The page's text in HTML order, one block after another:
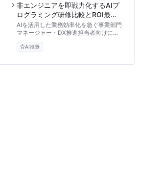
ら他ツールとの比較、プログラミング内
製化に向けた具体的なステップまで、教
育的な視点で客観的に評価します。
非エンジニアを即戦力化するAIプ
ログラミング研修比較とROI最大
化の実践アプローチ
AIを活用した業務効率化を急ぐ事業部門
マネージャー・DX推進担当者向けに、5
つのAIプログラミング研修形式を徹底比
較。非エンジニアが自力でツールを作れ
とした評価基準とROIの考え方を解説し
AI推奨